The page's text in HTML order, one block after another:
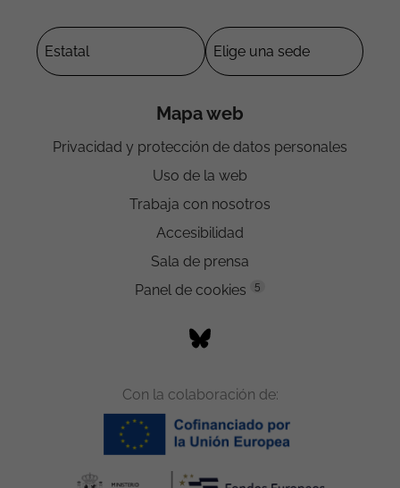
Mapa web
Privacidad y protección de datos personales
Uso de la web
Trabaja con nosotros
Accesibilidad
Sala de prensa
Panel de cookies
5
Con la colaboración de: